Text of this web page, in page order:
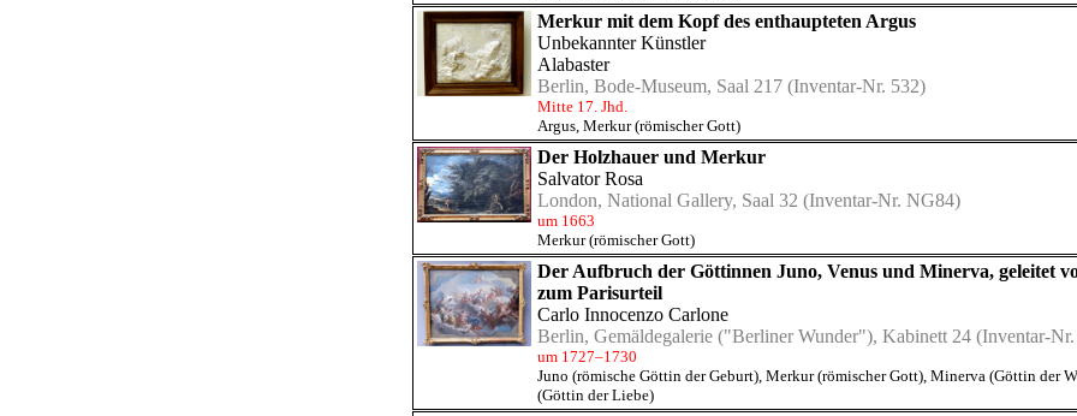
Merkur mit dem Kopf des enthaupteten Argus
Unbekannter Künstler
Alabaster
Berlin, Bode-Museum, Saal 217 (Inventar-Nr. 532)
Mitte 17. Jhd.
Argus, Merkur (römischer Gott)
Der Holzhauer und Merkur
Salvator Rosa
London, National Gallery, Saal 32 (Inventar-Nr. NG84)
um 1663
Merkur (römischer Gott)
Der Aufbruch der Göttinnen Juno, Venus und Minerva, geleitet
zum Parisurteil
Carlo Innocenzo Carlone
Berlin, Gemäldegalerie ("Berliner Wunder"), Kabinett 24 (Inventar-
um 1727–1730
Juno (römische Göttin der Geburt), Merkur (römischer Gott), Minerva (Göttin der
(Göttin der Liebe)